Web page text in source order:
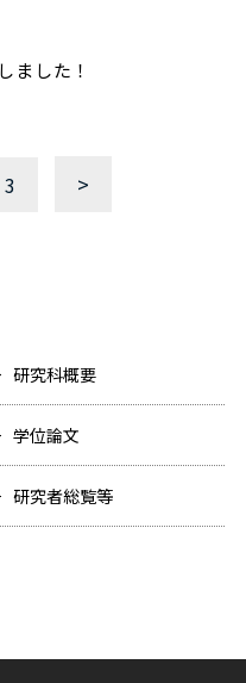
ました！
3 >
研究科概要
学位論文
研究者総覧等